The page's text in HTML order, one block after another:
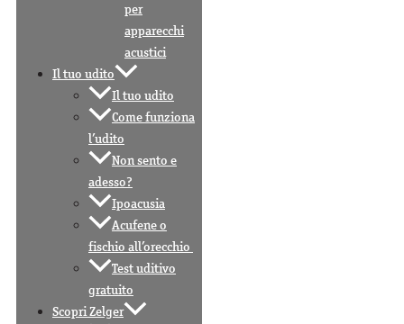
per
apparecchi
acustici
Il tuo udito
Il tuo udito
Come funziona
l’udito
Non sento e
adesso?
Ipoacusia
Acufene o
fischio all’orecchio
Test uditivo
gratuito
Scopri Zelger